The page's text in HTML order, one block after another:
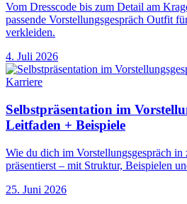
Vom Dresscode bis zum Detail am
passende Vorstellungsgespräch Outfit
verkleiden.
4. Juli 2026
Karriere
Selbstpräsentation im
Leitfaden + Beispiele
Wie du dich im Vorstellungsgespräch
präsentierst – mit Struktur, Beispielen
25. Juni 2026